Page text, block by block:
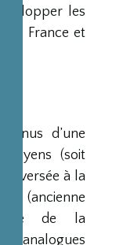
les
la France et
d’une
yens (soit
versée à la
(ancienne
de la
analogues